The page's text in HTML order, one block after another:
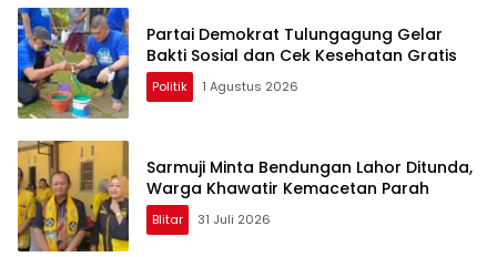
Partai Demokrat Tulungagung Gelar
Bakti Sosial dan Cek Kesehatan Gratis
Politik 1 Agustus 2026
Sarmuji Minta Bendungan Lahor Ditunda,
Warga Khawatir Kemacetan Parah
Blitar 31 Juli 2026